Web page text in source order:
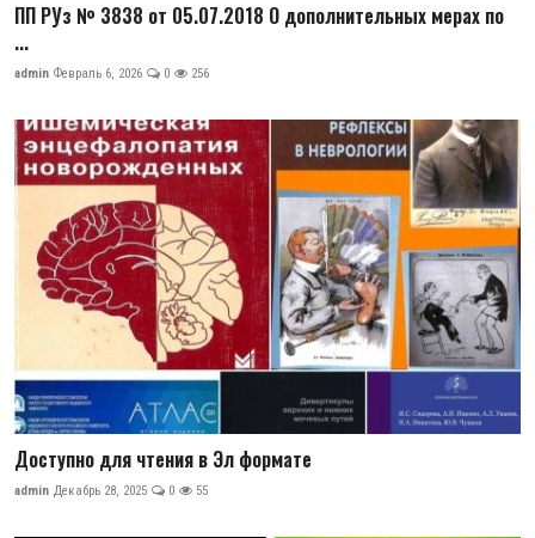
ПП РУз № 3838 от 05.07.2018 О дополнительных мерах по
...
admin Февраль 6, 2026 0 256
Доступно для чтения в Эл формате
admin Декабрь 28, 2025 0 55